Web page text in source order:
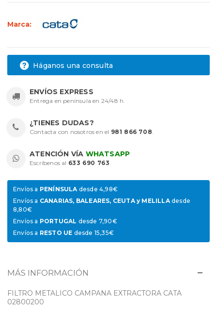
Marca:
Háganos una consulta
ENVÍOS EXPRESS
Entrega en península en 24/48 h.
¿TIENES DUDAS?
Contacta con nosotros en el 981 866 708.
ATENCIÓN VÍA WHATSAPP
Escríbenos al 633 690 763.
Envíos a PENÍNSULAdesde 4,98€
Envíos a CANARIAS, BALEARES, CEUTA y MELILLAdesde
8,80€
Envíos a PORTUGAL desde 7,90€
Envíos a RESTO UE desde 15,35€
MÁS INFORMACIÓN
FILTRO METALICO CAMPANA EXTRACTORA CATA
02800200